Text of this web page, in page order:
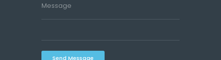
Send Message